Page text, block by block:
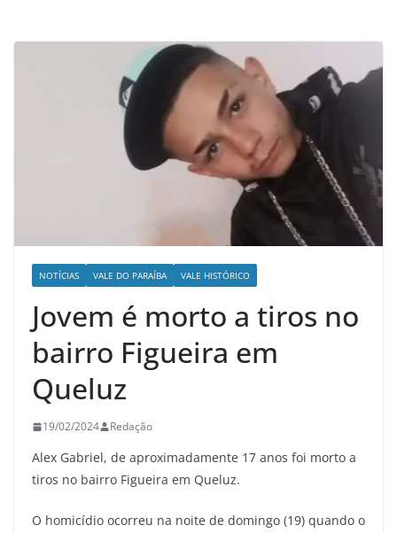
NOTÍCIAS VALE DO PARAÍBA VALE HISTÓRICO
Jovem é morto a tiros no
bairro Figueira em
Queluz
19/02/2024 Redação
Alex Gabriel, de aproximadamente 17 anos foi morto a
tiros no bairro Figueira em Queluz.
O homicídio ocorreu na noite de domingo (19) quando o